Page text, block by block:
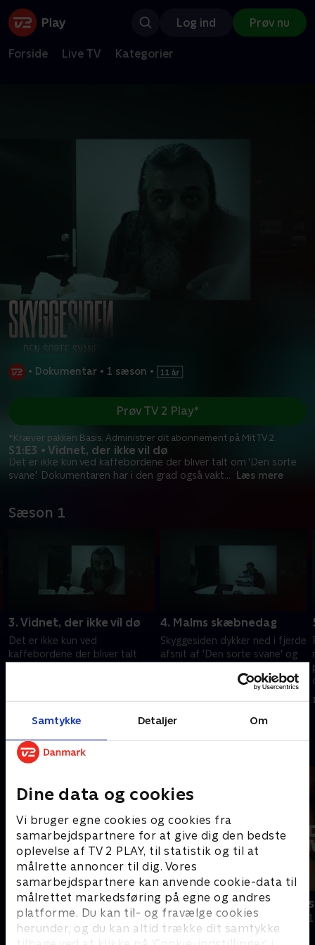
Samtykke Detaljer Om
Dine data og cookies
Vi bruger egne cookies og cookies fra
samarbejdspartnere for at give dig den bedste
oplevelse af TV 2 PLAY, til statistik og til at
målrette annoncer til dig. Vores
samarbejdspartnere kan anvende cookie-data til
målrettet markedsføring på egne og andres
platforme. Du kan til- og fravælge cookies
herunder, og du kan altid trække dit samtykke
Log ind Prøv nu
Forside Live TV Kategorier
• Dokumentar • 1 sæson •
S1:E3 • Vidnet, der ikke vil dø
Det er ikke kun ved kaffebordene der bliver talt om 'Den sorte
svane'. Dokumentaren har i den grad også vakt... Læs mere
Prøv TV 2 Play*
*Kræver pakken Basis. Administrer dit abonnement på Mit TV 2.
Sæson 1
3. Vidnet, der ikke vil dø
Det er ikke kun ved
kaffebordene der bliver talt
4. juni 2024 • 14 min
4. Malms skæbnedag
Skyggesiden dykker ned i fjerde
afsnit af 'Den sorte svane' og
Nicolai Dyhr forsøgte at få
klippet ud af dokumentaren
11. juni 2024 • 23 min
Andre så også
Den sorte svane
Dokumentar • 1 sæsoner Dokumentar •